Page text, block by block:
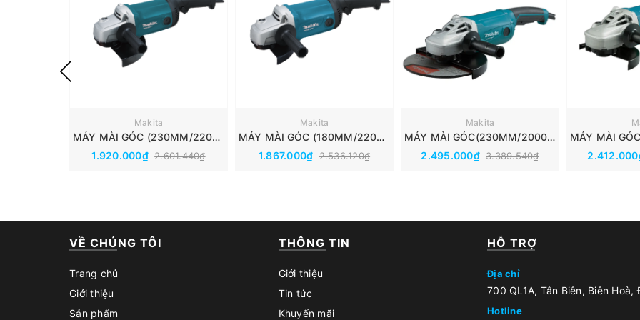
Makita
MÁY MÀI GÓC (230MM/2200W/CÔNG TẮC BÓP) MAKITA M0921B
1.920.000₫ 2.601.440₫
Makita
MÁY MÀI GÓC (180MM/2200W/CÔNG TẮC BÓP) MAKITA M0920B
1.867.000₫ 2.536.120₫
Makita
MÁY MÀI GÓC(230MM/2000W/CÔNG TẮC BÓP) MAKITA M9001B
2.495.000₫ 3.389.540₫
VỀ CHÚNG TÔI
Trang chủ
Giới thiệu
Sản phẩm
THÔNG TIN
Giới thiệu
Tin tức
Khuyến mãi
HỖ TRỢ
Địa chỉ
700 QL1A, Tân Biên, Biên Hoà,
Hotline